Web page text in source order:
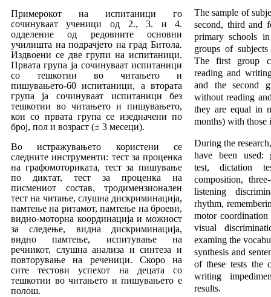
Примерокот на испитаници го
сочинуваат ученици од 2., 3. и 4.
одделение од редовните ос­новни
училишта на подрачјето на град Би­то­ла.
Издвоени се две групи на испитаници.
Пр­ва­та група ја сочинуваат испитаници
со теш­ко­тии во читањето и
пишувањето-60 испитаници, а втората
група ја сочинуваат испитаници без
тешкотии во читањето и пишувањето,
кои со првата група се изедначени по
број, пол и воз­раст (± 3 месеци).
Во истражувањето користени се
следните инс­тру­менти: тест за проценка
на графомото­ри­ка­та, тест за пишување
по диктат, тест за процен­ка на
писмениот состав, тродимензионален
тест на читање, слушна дискриминација,
пам­те­ње на ритамот, памтење на броеви,
видно-мо­торна координација и можност
за следење, видна дискриминација,
видно памтење, испи­ту­вање на
речникот, слушна анализа и синтеза и
повторување на реченици. Скоро на
сите тес­то­ви успехот на децата со
тешкотии во чита­ње­то и пишувањето е
полош.
The sample of
sec­ond, third and
primary schools
groups of
The first group
reading and
and the second
without reading
they are equal in
months) with those
During the
have been used:
test, dictation
composition,
listening
rhythm,
motor
vis­ual
examing the
synthesis and
of these tests the
writing
results.